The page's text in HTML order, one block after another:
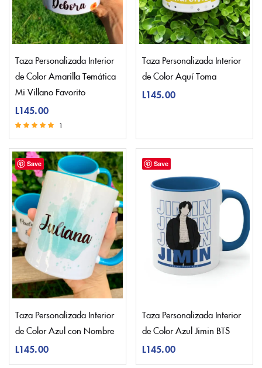
Taza Personalizada Interior
de Color Amarilla Temática
Mi Villano Favorito
L145.00
de 5
1
Taza Personalizada Interior
de Color Aquí Toma
L145.00
Save
Taza Personalizada Interior
de Color Azul con Nombre
L145.00
Save
Taza Personalizada Interior
de Color Azul Jimin BTS
L145.00